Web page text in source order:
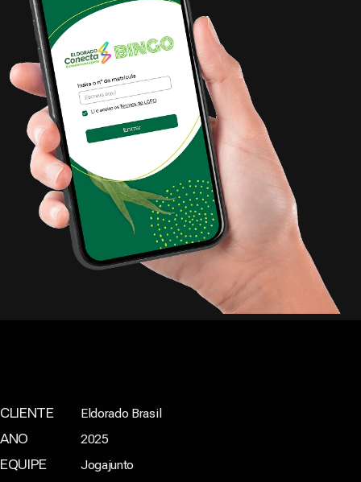
CLIENTE
Eldorado Brasil
ANO
2025
EQUIPE
Jogajunto